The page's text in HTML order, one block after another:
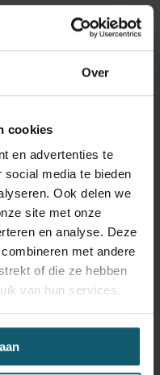
Over
cookies
en advertenties te
media te bieden
Ook delen we
site met onze
en analyse. Deze
met andere
of die ze hebben
van hun services.
Banden